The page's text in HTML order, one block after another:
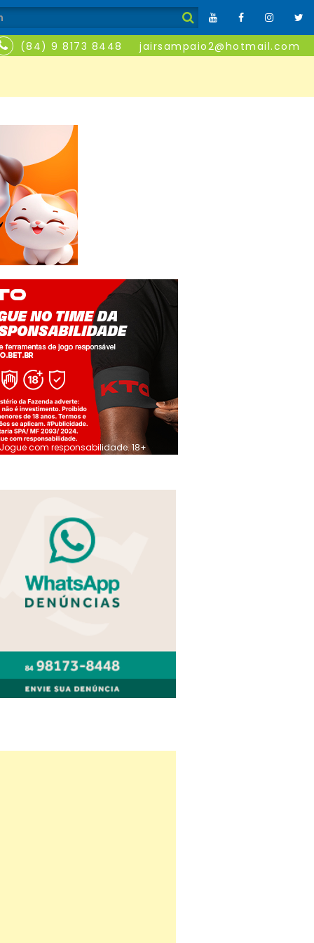
(84) 9 8173 8448 jairsampaio2@hotmail.com
Jogue com responsabilidade. 18+